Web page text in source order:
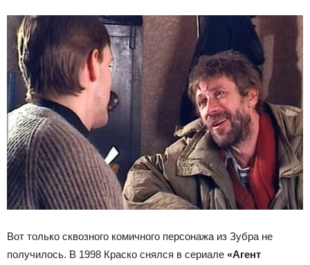
Вот только сквозного комичного персонажа из Зубра не
получилось. В 1998 Краско снялся в сериале «Агент